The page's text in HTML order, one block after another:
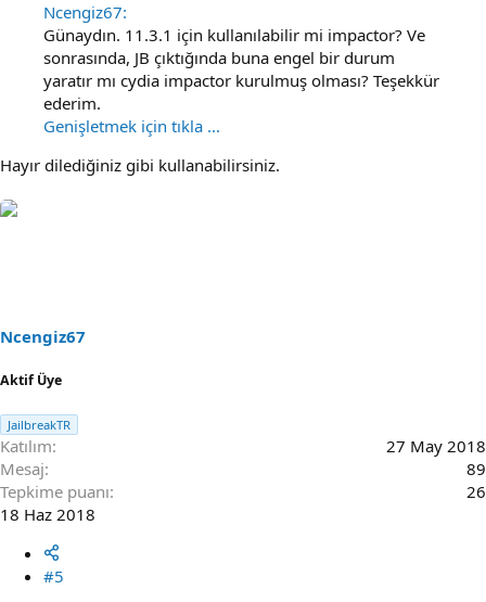
Ncengiz67:
Günaydın. 11.3.1 için kullanılabilir mi impactor? Ve
sonrasında, JB çıktığında buna engel bir durum
yaratır mı cydia impactor kurulmuş olması? Teşekkür
ederim.
Genişletmek için tıkla ...
Hayır dilediğiniz gibi kullanabilirsiniz.
Ncengiz67
Aktif Üye
JailbreakTR
Katılım
27 May 2018
Mesaj
89
Tepkime puanı
26
18 Haz 2018
#5